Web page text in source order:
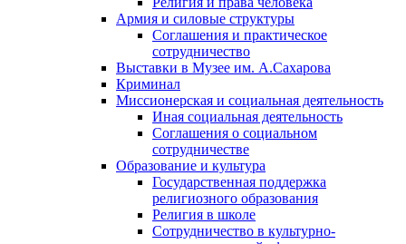
Армия и силовые структуры
Соглашения и практическое
сотрудничество
Выставки в Музее им. А.Сахарова
Криминал
Миссионерская и социальная деятельность
Иная социальная деятельность
Соглашения о социальном
сотрудничестве
Образование и культура
Государственная поддержка
религиозного образования
Религия в школе
Сотрудничество в культурно-